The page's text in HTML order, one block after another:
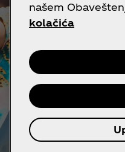
našem
kolačića